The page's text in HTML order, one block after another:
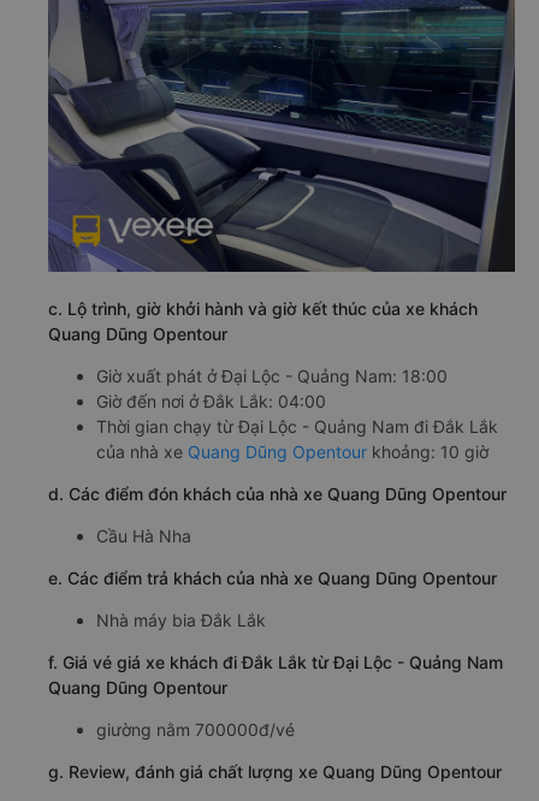
c. Lộ trình, giờ khởi hành và giờ kết thúc của xe khách
Quang Dũng Opentour
Giờ xuất phát ở Đại Lộc - Quảng Nam: 18:00
Giờ đến nơi ở Đắk Lắk: 04:00
Thời gian chạy từ Đại Lộc - Quảng Nam đi Đắk Lắk
của nhà xe Quang Dũng Opentour khoảng: 10 giờ
d. Các điểm đón khách của nhà xe Quang Dũng Opentour
Cầu Hà Nha
e. Các điểm trả khách của nhà xe Quang Dũng Opentour
Nhà máy bia Đắk Lắk
f. Giá vé giá xe khách đi Đắk Lắk từ Đại Lộc - Quảng Nam
Quang Dũng Opentour
giường nằm 700000đ/vé
g. Review, đánh giá chất lượng xe Quang Dũng Opentour